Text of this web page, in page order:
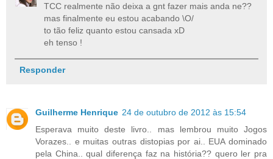
TCC realmente não deixa a gnt fazer mais anda ne??
mas finalmente eu estou acabando \O/
to tão feliz quanto estou cansada xD
eh tenso !
Responder
Guilherme Henrique 24 de outubro de 2012 às 15:54
Esperava muito deste livro.. mas lembrou muito Jogos
Vorazes.. e muitas outras distopias por ai.. EUA dominado
pela China.. qual diferença faz na história?? quero ler pra